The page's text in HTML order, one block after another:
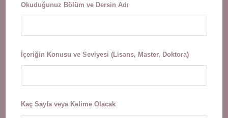
Okuduğunuz Bölüm ve Dersin Adı
İçeriğin Konusu ve Seviyesi (Lisans, Master, Doktora)
Kaç Sayfa veya Kelime Olacak